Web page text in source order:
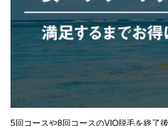
5回コースや8回コースのVIO脱毛を終了